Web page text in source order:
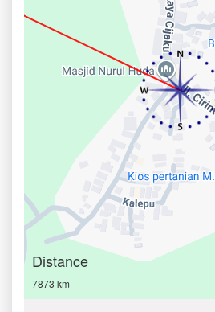
Distance
7873 km